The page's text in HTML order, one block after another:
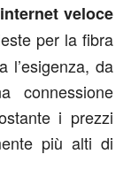
veloce
per la fibra
l’esigenza, da
connessione
i prezzi
più alti di